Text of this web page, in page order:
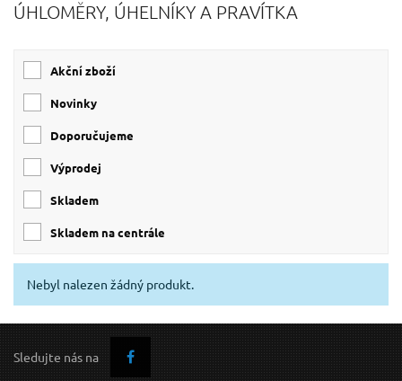
Výrobce
EXTOL-PREMIUM
GEKO (2)
ÚHLOMĚRY, ÚHELNÍKY A PRAVÍTKA
Akční zboží
Novinky
Doporučujeme
Výprodej
skladem
skladem na centrále
Nebyl nalezen žádný produkt.
Sledujte nás na